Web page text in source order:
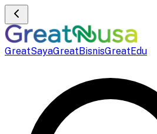
GreatSayaGreatBisnisGreatEdu